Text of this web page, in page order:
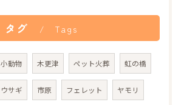
タグ Tags
小動物 木更津 ペット火葬 虹の橋
ウサギ 市原 フェレット ヤモリ